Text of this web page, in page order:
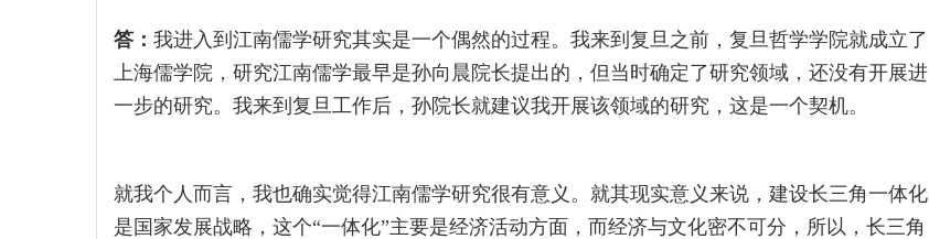
答： 我进入到江南儒学研究其实是一个偶然的过程。我来到复旦之前，复旦哲学学院就成立了
上海儒学院，研究江南儒学最早是孙向晨院长提出的，但当时确定了研究领域，还没有开展进
一步的研究。我来到复旦工作后，孙院长就建议我开展该领域的研究，这是一个契机。
就我个人而言，我也确实觉得江南儒学研究很有意义。就其现实意义来说，建设长三角一体化
是国家发展战略，这个“一体化”主要是经济活动方面，而经济与文化密不可分，所以，长三角